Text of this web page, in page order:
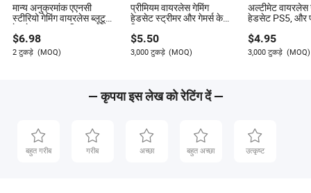
मान्य अनुक्रमांक एएनसी
स्टीरियो गेमिंग वायरलेस ब्लूटूथ
हेडसेट Gen2 अधिकतम
$6.98
2 टुकड़े (MOQ)
प्रीमियम वायरलेस गेमिंग
हेडसेट स्ट्रीमर और गेमर्स के
लिए
$5.50
3,000 टुकड़े (MOQ)
अल्टीमेट वायरलेस
हेडसेट PS5, और
$4.95
3,000 टुकड़े (MOQ)
— कृपया इस लेख को रेटिंग दें —
बहुत गरीब गरीब अच्छा बहुत अच्छा उत्कृष्ट